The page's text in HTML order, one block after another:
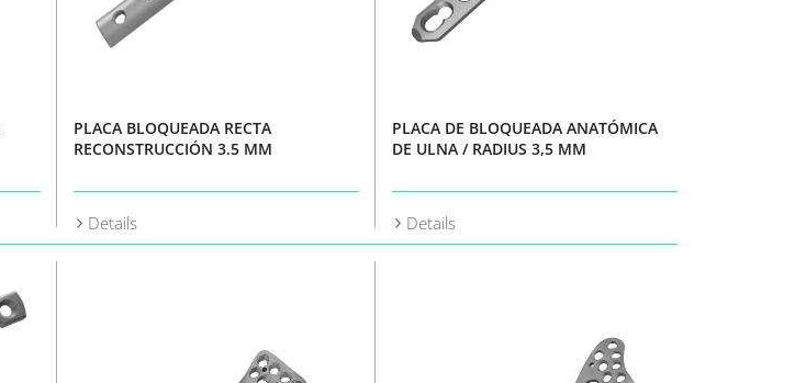
PLACA BLOQUEADA RECTA
RECONSTRUCCIÓN 3.5 MM
Details
PLACA DE BLOQUEADA ANATÓMICA
DE ULNA / RADIUS 3,5 MM
Details